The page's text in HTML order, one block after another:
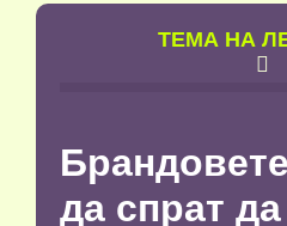
TЕМА НА

да спрат